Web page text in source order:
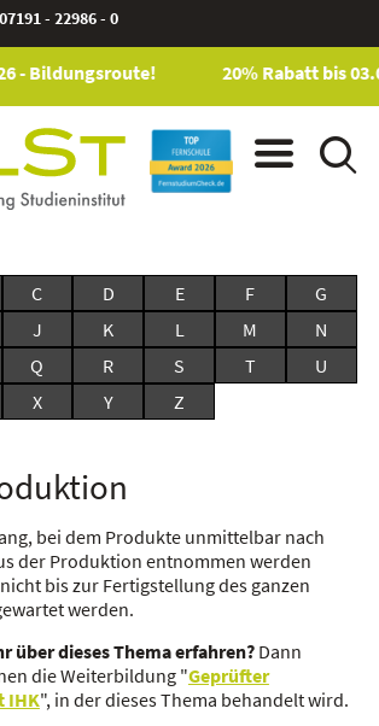
07191 - 22986 - 0
- Bildungsroute! 20% Rabatt bis
C D E F
G
J K L M
N
Q R S T
U
X Y Z
bei dem Produkte unmittelbar nach
der Produktion entnommen werden
bis zur Fertigstellung des ganzen
werden.
über dieses Thema erfahren?Dann
die Weiterbildung "Geprüfter
IHK", in der dieses Thema behandelt wird.